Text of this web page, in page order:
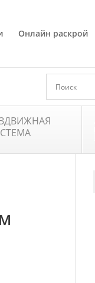
Онлайн раскрой